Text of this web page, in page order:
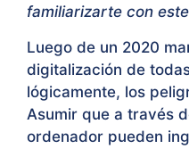
familiarizarte con
Luego de un 2020
digitalización de
lógicamente, los
Asumir que a través
ordenador pueden